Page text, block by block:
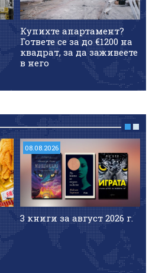
Купихте апартамент?
Гответе се за до €1200 на
квадрат, за да заживеете
в него
08.08.2026
3 книги за август 2026 г.